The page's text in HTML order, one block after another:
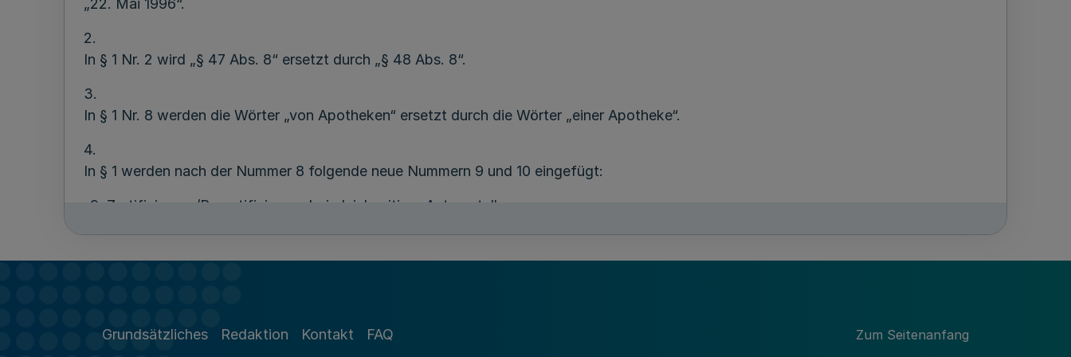
„22. Mai 1996“.
2.
In § 1 Nr. 2 wird „§ 47 Abs. 8“ ersetzt durch „§ 48 Abs. 8“.
3.
In § 1 Nr. 8 werden die Wörter „von Apotheken“ ersetzt durch die Wörter „einer Apotheke“.
4.
In § 1 werden nach der Nummer 8 folgende neue Nummern 9 und 10 eingefügt:
„9. Zertifizierung/Rezertifizierung bei gleichzeitiger Antragstellung
9.1 von 2 Apotheken innerhalb eines Filialverbundes Euro 1.800,00
10. Erweiterungsaudit
Grundsätzliches Redaktion Kontakt FAQ Zum Seitenanfang